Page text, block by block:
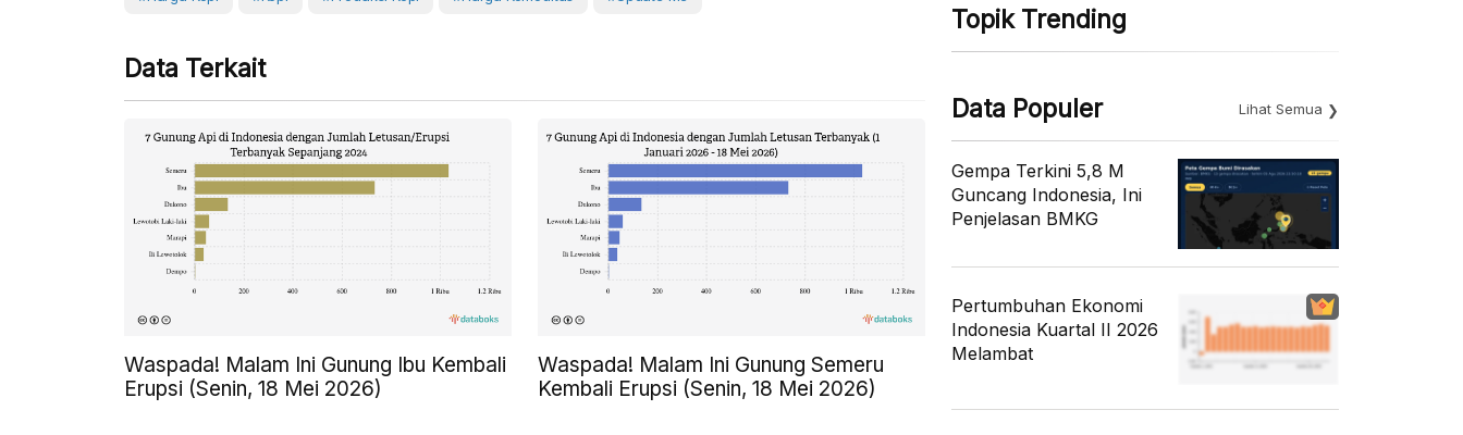
Data Terkait
Waspada! Malam Ini Gunung Ibu Kembali
Erupsi (Senin, 18 Mei 2026)
Waspada! Malam Ini Gunung Semeru
Kembali Erupsi (Senin, 18 Mei 2026)
Topik Trending
Data Populer Lihat Semua
Gempa Terkini 5,8 M
Guncang Indonesia, Ini
Penjelasan BMKG
Pertumbuhan Ekonomi
Indonesia Kuartal II 2026
Melambat